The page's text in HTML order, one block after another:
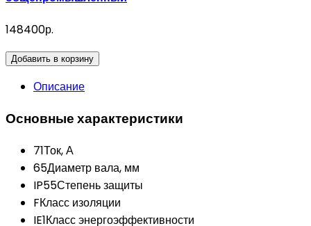
148400р.
Добавить в корзину
Описание
Основные характеристики
71Ток, А
65Диаметр вала, мм
IP55Степень защиты
FКласс изоляции
IE1Класс энергоэффективности